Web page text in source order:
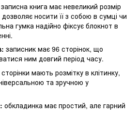
записна книга має невеликий розмір
носити її з собою в сумці чи
гумка надійно фіксує блокнот в
записник має 96 сторінок, що
ним довгий період часу.
сторінки мають розмітку в клітинку,
та зручною у
обкладинка має простий, але гарний